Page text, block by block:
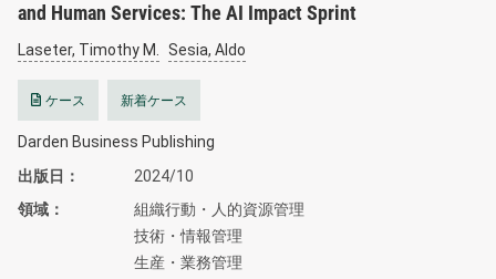
and Human Services: The AI Impact Sprint
Laseter, Timothy M. Sesia, Aldo
ケース 新着ケース
Darden Business Publishing
出版日
2024/10
領域
組織行動・人的資源管理
技術・情報管理
生産・業務管理